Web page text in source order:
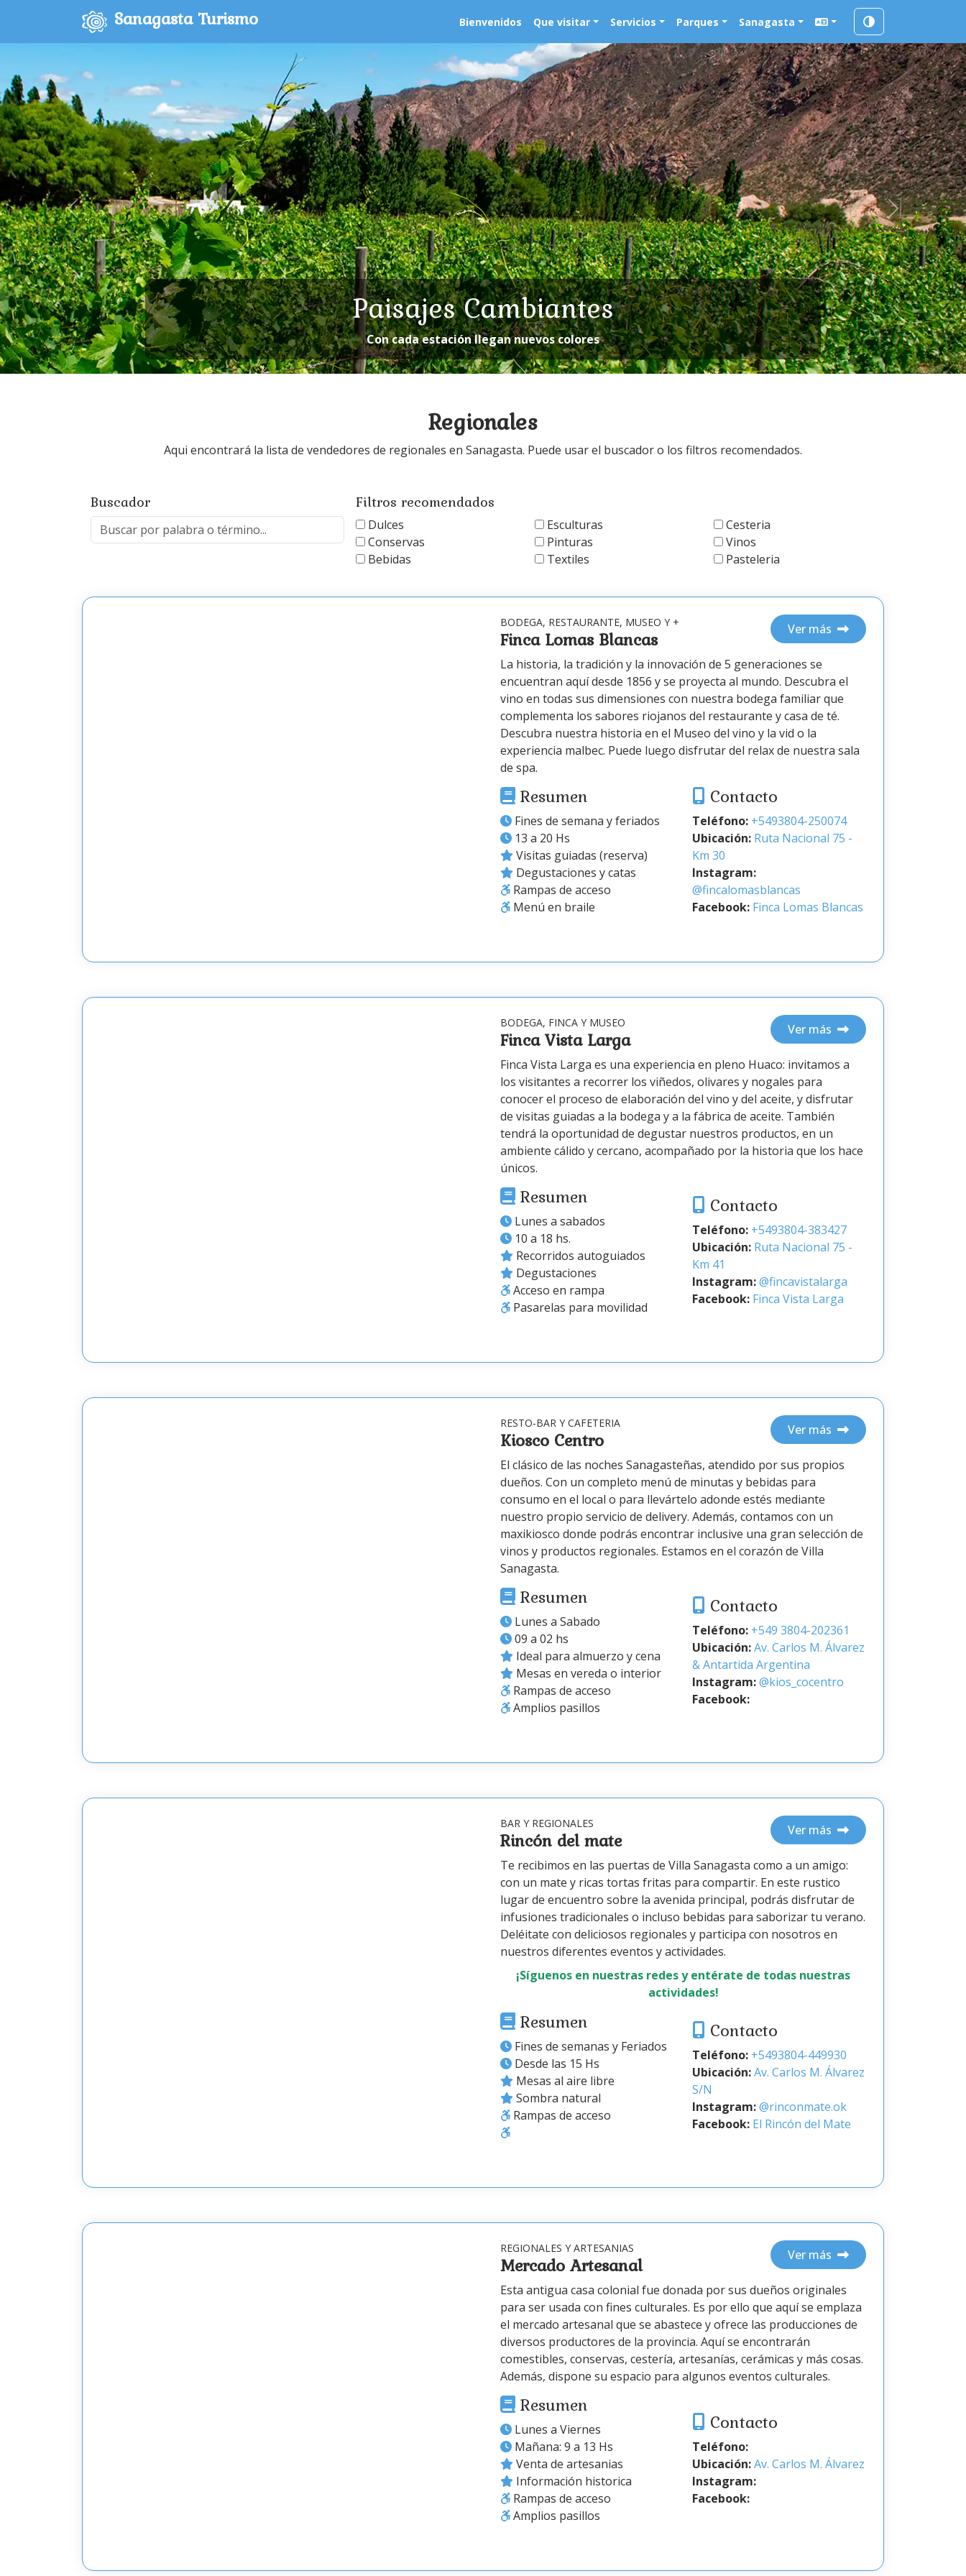
Sanagasta Turismo Bienvenidos Que visitar Servicios Parques Sanagasta
Paisajes Cambiantes
Con cada estación llegan nuevos colores
Regionales
Aqui encontrará la lista de vendedores de regionales en Sanagasta. Puede usar el buscador o los filtros recomendados.
Buscador
Buscar por palabra
Ingrese una palabra clave para buscar en la lista de resultados.
Filtros recomendados
Dulces
Conservas
Bebidas
Esculturas
Pinturas
Textiles
Cesteria
Vinos
Pasteleria
BODEGA, RESTAURANTE, MUSEO Y +
Finca Lomas Blancas Ver más
La historia, la tradición y la innovación de 5 generaciones se
encuentran aquí desde 1856 y se proyecta al mundo. Descubra el
vino en todas sus dimensiones con nuestra bodega familiar que
complementa los sabores riojanos del restaurante y casa de té.
Descubra nuestra historia en el Museo del vino y la vid o la
experiencia malbec. Puede luego disfrutar del relax de nuestra sala
de spa.
Resumen
Fines de semana y feriados
13 a 20 Hs
Visitas guiadas (reserva)
Degustaciones y catas
Rampas de acceso
Menú en braile
Contacto
Teléfono: +5493804-250074
Ubicación: Ruta Nacional 75 -
Km 30
Instagram:
@fincalomasblancas
Facebook: Finca Lomas Blancas
BODEGA, FINCA Y MUSEO
Finca Vista Larga Ver más
Finca Vista Larga es una experiencia en pleno Huaco: invitamos a
los visitantes a recorrer los viñedos, olivares y nogales para
conocer el proceso de elaboración del vino y del aceite, y disfrutar
de visitas guiadas a la bodega y a la fábrica de aceite. También
tendrá la oportunidad de degustar nuestros productos, en un
ambiente cálido y cercano, acompañado por la historia que los hace
únicos.
Resumen
Lunes a sabados
10 a 18 hs.
Recorridos autoguiados
Degustaciones
Acceso en rampa
Pasarelas para movilidad
Contacto
Teléfono: +5493804-383427
Ubicación: Ruta Nacional 75 -
Km 41
Instagram: @fincavistalarga
Facebook: Finca Vista Larga
RESTO-BAR Y CAFETERIA
Kiosco Centro Ver más
El clásico de las noches Sanagasteñas, atendido por sus propios
dueños. Con un completo menú de minutas y bebidas para
consumo en el local o para llevártelo adonde estés mediante
nuestro propio servicio de delivery. Además, contamos con un
maxikiosco donde podrás encontrar inclusive una gran selección de
vinos y productos regionales. Estamos en el corazón de Villa
Sanagasta.
Resumen
Lunes a Sabado
09 a 02 hs
Ideal para almuerzo y cena
Mesas en vereda o interior
Rampas de acceso
Amplios pasillos
Contacto
Teléfono: +549 3804-202361
Ubicación: Av. Carlos M. Álvarez
& Antartida Argentina
Instagram: @kios_cocentro
Facebook:
BAR Y REGIONALES
Rincón del mate Ver más
Te recibimos en las puertas de Villa Sanagasta como a un amigo:
con un mate y ricas tortas fritas para compartir. En este rustico
lugar de encuentro sobre la avenida principal, podrás disfrutar de
infusiones tradicionales o incluso bebidas para saborizar tu verano.
Deléitate con deliciosos regionales y participa con nosotros en
nuestros diferentes eventos y actividades.
¡Síguenos en nuestras redes y entérate de todas nuestras
actividades!
Resumen
Fines de semanas y Feriados
Desde las 15 Hs
Mesas al aire libre
Sombra natural
Rampas de acceso
Contacto
Teléfono: +5493804-449930
Ubicación: Av. Carlos M. Álvarez
S/N
Instagram: @rinconmate.ok
Facebook: El Rincón del Mate
REGIONALES Y ARTESANIAS
Mercado Artesanal Ver más
Esta antigua casa colonial fue donada por sus dueños originales
para ser usada con fines culturales. Es por ello que aquí se emplaza
el mercado artesanal que se abastece y ofrece las producciones de
diversos productores de la provincia. Aquí se encontrarán
comestibles, conservas, cestería, artesanías, cerámicas y más cosas.
Además, dispone su espacio para algunos eventos culturales.
Resumen
Lunes a Viernes
Mañana: 9 a 13 Hs
Venta de artesanias
Información historica
Rampas de acceso
Amplios pasillos
Contacto
Teléfono:
Ubicación: Av. Carlos M. Álvarez
Instagram:
Facebook: